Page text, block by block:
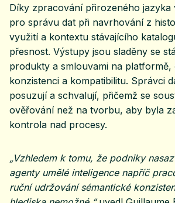
Díky zpracování přirozeného jazyka
pro správu dat při navrhování z
využití a kontextu stávajícího
přesnost. Výstupy jsou sladěny se
produkty a smlouvami na platformě,
konzistenci a kompatibilitu. Správci
posuzují a schvalují, přičemž se
ověřování než na tvorbu, aby byla
kontrola nad procesy.
„Vzhledem k tomu, že podniky
agenty umělé inteligence napříč
ruční udržování sémantické